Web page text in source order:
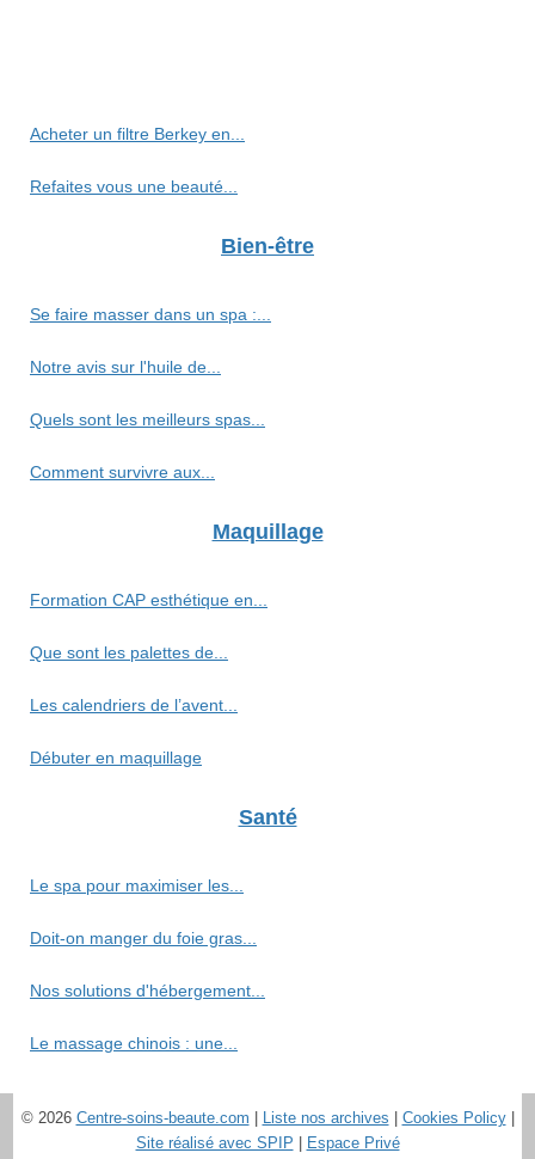
Acheter un filtre Berkey en...
Refaites vous une beauté...
Bien-être
Se faire masser dans un spa :...
Notre avis sur l'huile de...
Quels sont les meilleurs spas...
Comment survivre aux...
Maquillage
Formation CAP esthétique en...
Que sont les palettes de...
Les calendriers de l’avent...
Débuter en maquillage
Santé
Le spa pour maximiser les...
Doit-on manger du foie gras...
Nos solutions d'hébergement...
Le massage chinois : une...
© 2026 Centre-soins-beaute.com | Liste nos archives | Cookies Policy|
Site réalisé avec SPIP | Espace Privé